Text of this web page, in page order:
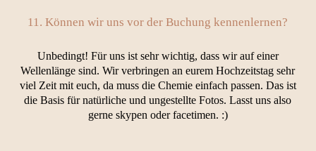
11. Können wir uns vor der Buchung kennenlernen?
Unbedingt! Für uns ist sehr wichtig, dass wir auf einer
Wellenlänge sind. Wir verbringen an eurem Hochzeitstag sehr
viel Zeit mit euch, da muss die Chemie einfach passen. Das ist
die Basis für natürliche und ungestellte Fotos. Lasst uns also
gerne skypen oder facetimen. :)